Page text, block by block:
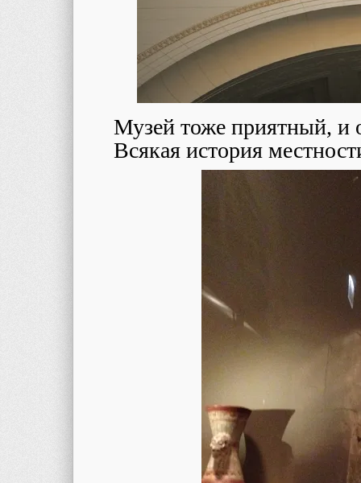
Музей тоже приятный, и
Всякая история